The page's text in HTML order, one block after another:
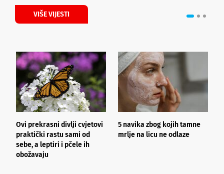
VIŠE VIJESTI
Ovi prekrasni divlji cvjetovi
praktički rastu sami od
sebe, a leptiri i pčele ih
obožavaju
5 navika zbog kojih tamne
mrlje na licu ne odlaze